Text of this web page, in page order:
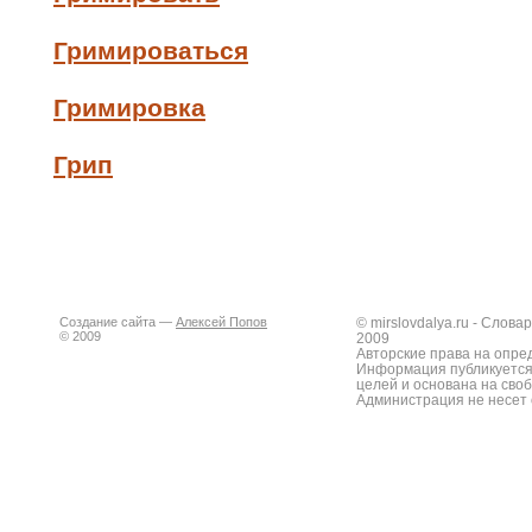
Гримироваться
Гримировка
Грип
Создание сайта — Алексей Попов
© 2009
© mirslovdalya.ru -
2009
Авторские права на
Информация
целей и основана на
Администрация не несет